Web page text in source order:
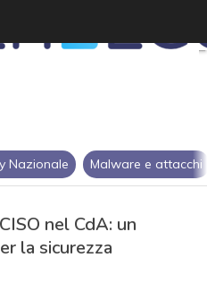
Nazionale Malware e attacchi
nel CdA: un
la sicurezza